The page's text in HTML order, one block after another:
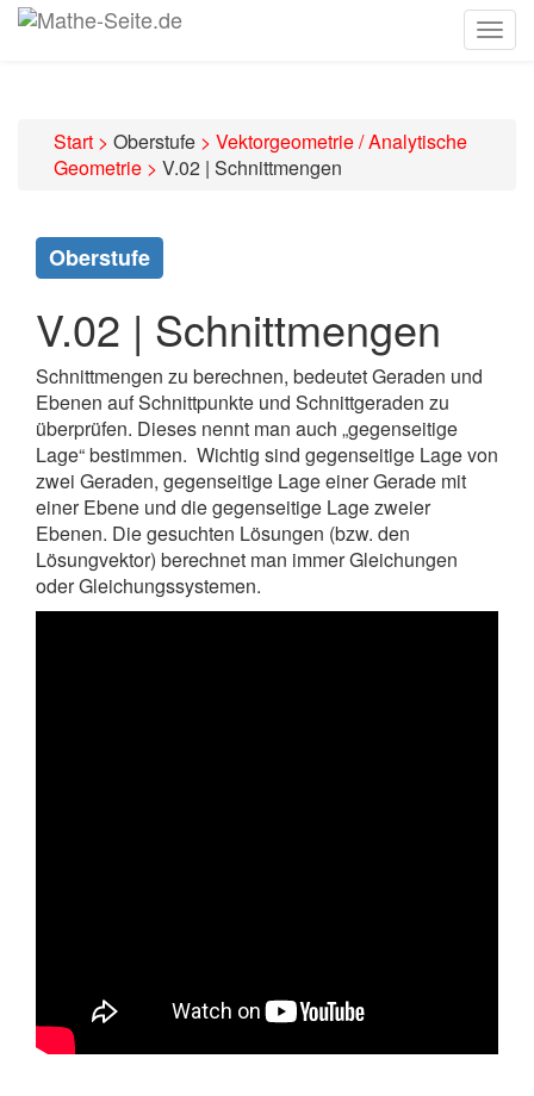
Start > Oberstufe > Vektorgeometrie / Analytische
Geometrie > V.02 | Schnittmengen
Oberstufe
V.02 | Schnittmengen
Schnittmengen zu berechnen, bedeutet Geraden und
Ebenen auf Schnittpunkte und Schnittgeraden zu
überprüfen. Dieses nennt man auch „gegenseitige
Lage“ bestimmen. Wichtig sind gegenseitige Lage von
zwei Geraden, gegenseitige Lage einer Gerade mit
einer Ebene und die gegenseitige Lage zweier
Ebenen. Die gesuchten Lösungen (bzw. den
Lösungvektor) berechnet man immer Gleichungen
oder Gleichungssystemen.